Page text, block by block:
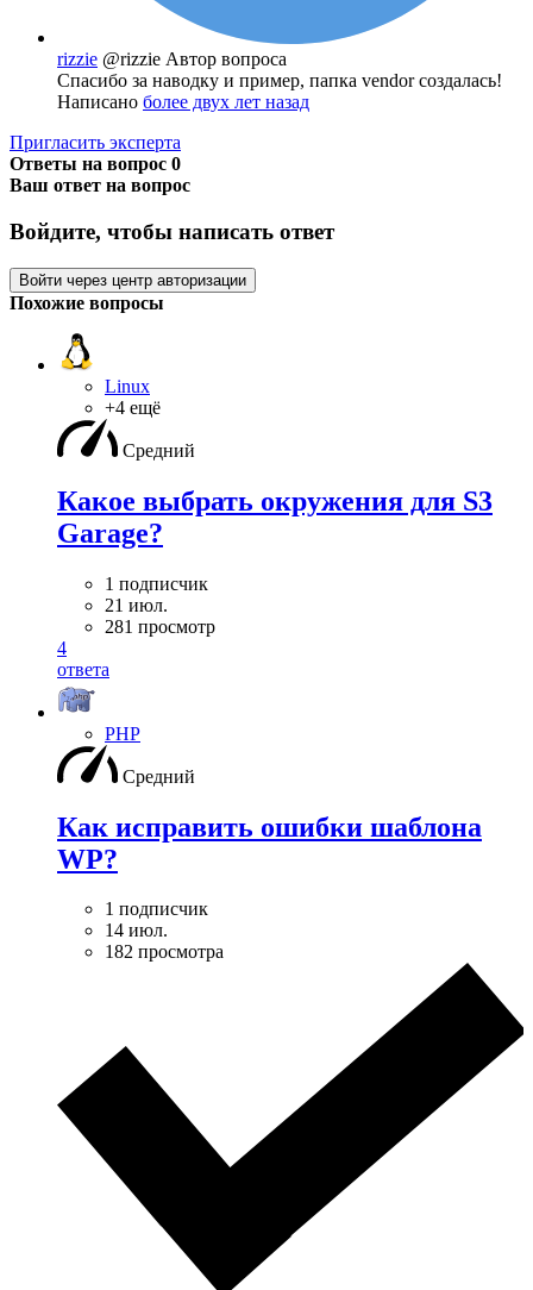
rizzie @rizzie Автор вопроса
Спасибо за наводку и пример, папка vendor создалась!
Написано более двух лет назад
Пригласить эксперта
Ответы на вопрос 0
Ваш ответ на вопрос
Войдите, чтобы написать ответ
Войти через центр авторизации
Похожие вопросы
Linux
+4 ещё
Средний
Какое выбрать окружения для S3
Garage?
1 подписчик
21 июл.
281 просмотр
4
ответа
PHP
Средний
Как исправить ошибки шаблона
WP?
1 подписчик
14 июл.
182 просмотра